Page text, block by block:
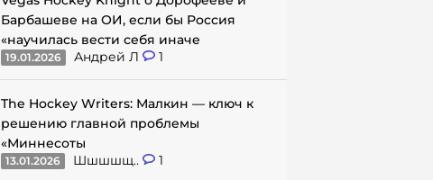
Барбашеве на ОИ, если бы Россия
«научилась вести себя иначе
19.01.2026 Андрей Л 1
The Hockey Writers: Малкин — ключ к
решению главной проблемы
«Миннесоты
13.01.2026 Шшшшщ.. 1